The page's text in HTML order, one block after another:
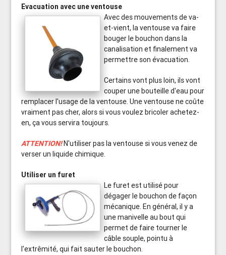
Evacuation avec une ventouse
Avec des mouvements de va-
et-vient, la ventouse va faire
bouger le bouchon dans la
canalisation et finalement va
permettre son évacuation.
Certains vont plus loin, ils vont
couper une bouteille d'eau pour
remplacer l'usage de la ventouse. Une ventouse ne coûte
vraiment pas cher, alors si vous voulez bricoler achetez-
en, ça vous servira toujours.
ATTENTION!N'utiliser pas la ventouse si vous venez de
verser un liquide chimique.
Utiliser un furet
Le furet est utilisé pour
dégager le bouchon de façon
mécanique. En général, il y a
une manivelle au bout qui
permet de faire tourner le
câble souple, pointu à
l'extrêmité, qui fait sauter le bouchon.